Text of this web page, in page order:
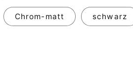
Chrom-matt schwarz